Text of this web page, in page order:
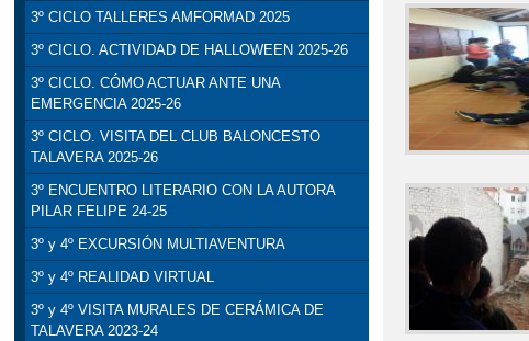
3º CICLO TALLERES AMFORMAD 2025
3º CICLO. ACTIVIDAD DE HALLOWEEN 2025-26
3º CICLO. CÓMO ACTUAR ANTE UNA
EMERGENCIA 2025-26
3º CICLO. VISITA DEL CLUB BALONCESTO
TALAVERA 2025-26
3º ENCUENTRO LITERARIO CON LA AUTORA
PILAR FELIPE 24-25
3º y 4º EXCURSIÓN MULTIAVENTURA
3º y 4º REALIDAD VIRTUAL
3º y 4º VISITA MURALES DE CERÁMICA DE
TALAVERA 2023-24